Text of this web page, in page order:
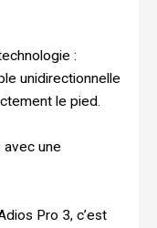
:
unidirectionnelle
le pied.
une
Pro 3, c’est